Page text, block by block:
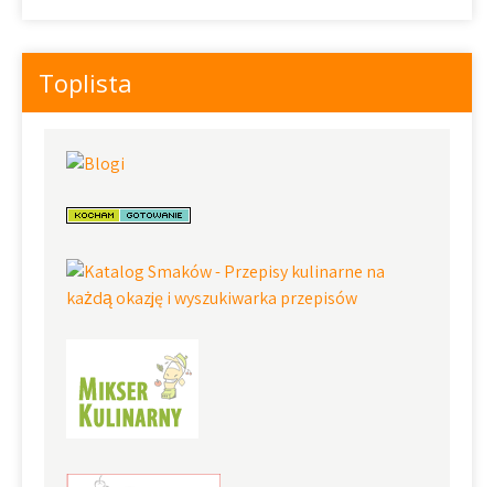
Toplista